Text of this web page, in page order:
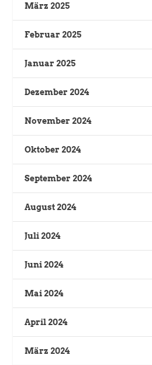
März 2025
Februar 2025
Januar 2025
Dezember 2024
November 2024
Oktober 2024
September 2024
August 2024
Juli 2024
Juni 2024
Mai 2024
April 2024
März 2024